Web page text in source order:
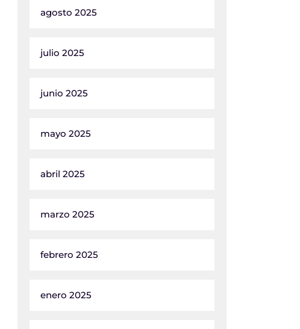
agosto 2025
julio 2025
junio 2025
mayo 2025
abril 2025
marzo 2025
febrero 2025
enero 2025